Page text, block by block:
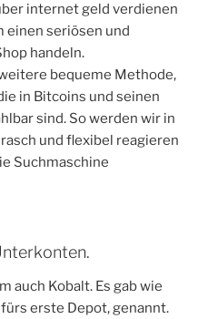
internet geld verdienen
einen seriösen und
handeln.
bequeme Methode,
in Bitcoins und seinen
sind. So werden wir in
und flexibel reagieren
Suchmaschine
auch Kobalt. Es gab wie
erste Depot, genannt.